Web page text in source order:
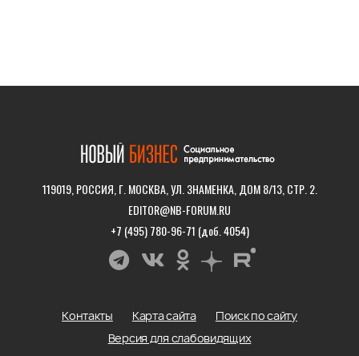
119019, РОССИЯ, Г. МОСКВА, УЛ. ЗНАМЕНКА, ДОМ 8/13, СТР. 2.
EDITOR@NB-FORUM.RU
+7 (495) 780-96-71 (доб. 4054)
Контакты Карта сайта
Поиск по сайту
Версия для слабовидящих